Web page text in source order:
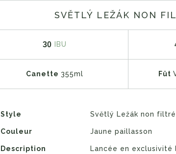
SVĚTLÝ LEŽÁK NON
30 IBU
Canette 355ml Fût
Style Světlý Ležák non
Couleur Jaune paillasson
Description
Lancée en